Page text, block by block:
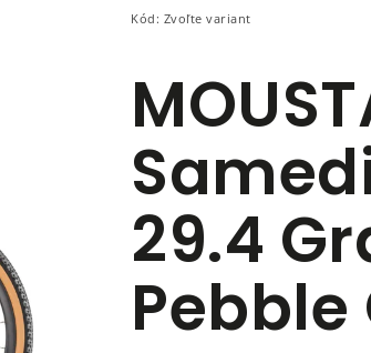
29.4
Pebble
Kód: Zvoľte variant